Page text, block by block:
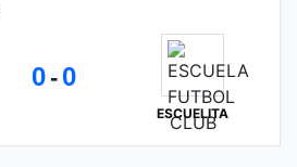
0- 0
ESCUELITA